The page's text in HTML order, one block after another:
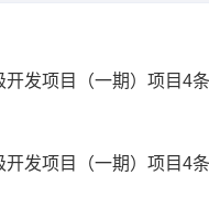
发项目（一期）项目4
发项目（一期）项目4